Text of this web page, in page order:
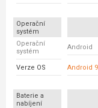
Operační
systém
Operační
systém
Android
Verze OS Android
Baterie a
nabíjení